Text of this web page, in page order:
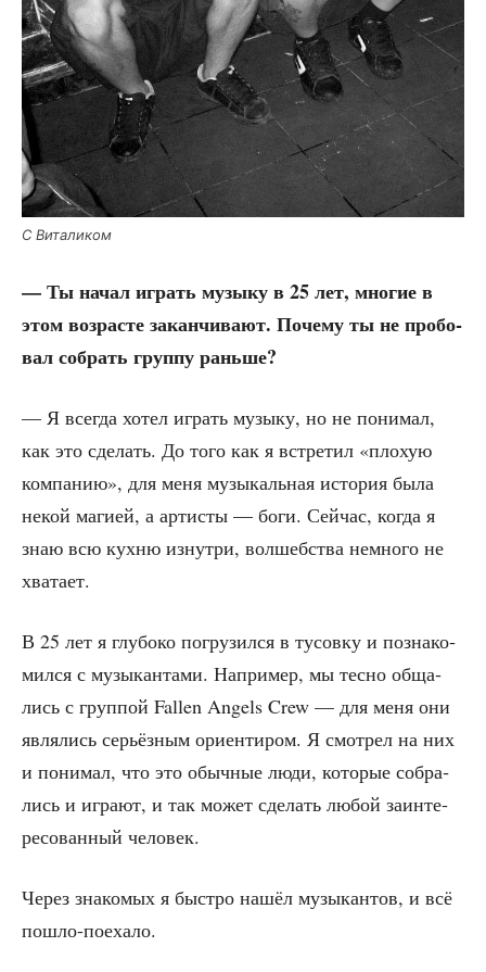
С Вита­ли­ком
— Ты начал играть музы­ку в 25 лет, мно­гие в
этом воз­расте закан­чи­ва­ют. Поче­му ты не про­бо­
вал собрать груп­пу раньше?
— Я все­гда хотел играть музы­ку, но не пони­мал,
как это сде­лать. До того как я встре­тил «плохую
ком­па­нию», для меня музы­каль­ная исто­рия была
некой маги­ей, а арти­сты — боги. Сей­час, когда я
знаю всю кух­ню изнут­ри, вол­шеб­ства немно­го не
хватает.
В 25 лет я глу­бо­ко погру­зил­ся в тусов­ку и позна­ко­
мил­ся с музы­кан­та­ми. Напри­мер, мы тес­но обща­
лись с груп­пой Fallen Angels Crew — для меня они
явля­лись серьёз­ным ори­ен­ти­ром. Я смот­рел на них
и пони­мал, что это обыч­ные люди, кото­рые собра­
лись и игра­ют, и так может сде­лать любой заин­те­
ре­со­ван­ный человек.
Через зна­ко­мых я быст­ро нашёл музы­кан­тов, и всё
пошло-поехало.